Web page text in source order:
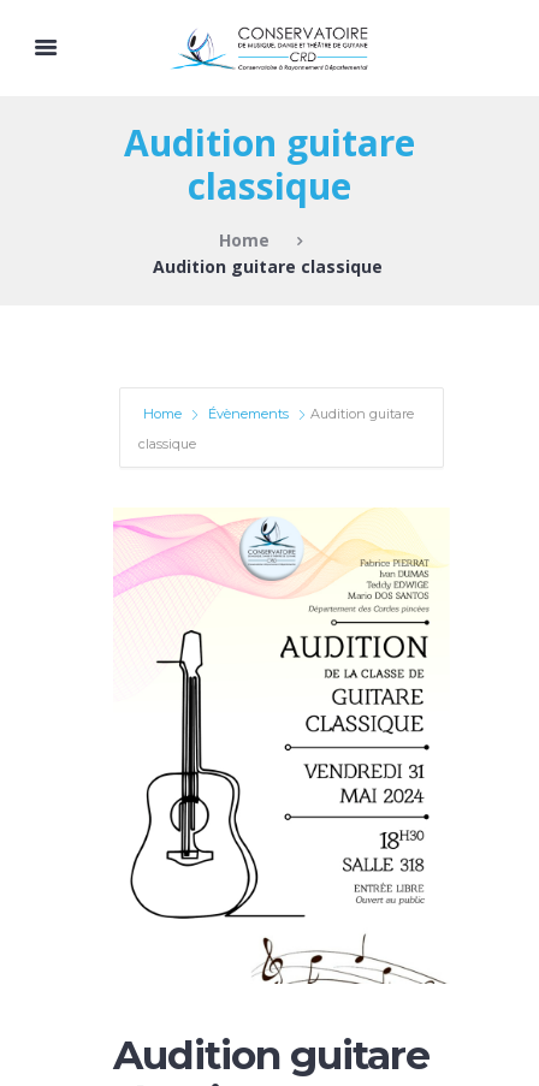
Audition guitare
classique
Home
Audition guitare classique
Home Évènements
Audition guitare
classique
Audition guitare